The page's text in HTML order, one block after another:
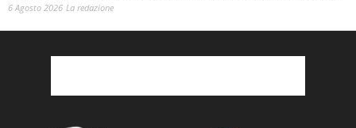
6 Agosto 2026 La redazione